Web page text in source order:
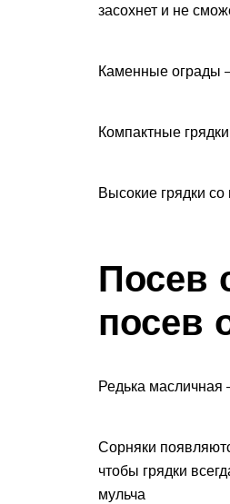
засохнет и не
Каменные ограды
Компактные
Высокие грядки
Посев
посев
Редька масличная
Сорняки
чтобы грядки
мульча